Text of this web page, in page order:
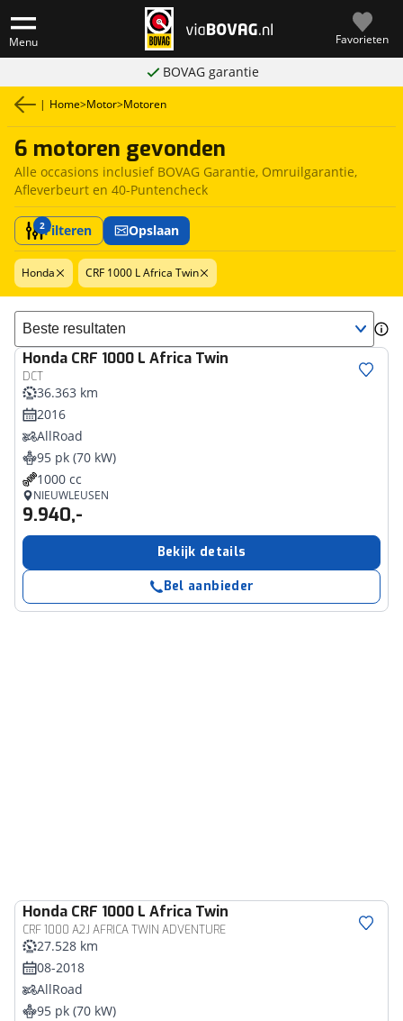
Menu Favorieten
BOVAG garantie
| Home>Motor>Motoren
6 motoren gevonden
Alle occasions inclusief BOVAG Garantie, Omruilgarantie,
Afleverbeurt en 40-Puntencheck
2Filteren Opslaan
Honda CRF 1000 L Africa Twin
Sorteer resultaten
Honda CRF 1000 L Africa Twin
DCT
36.363 km
2016
AllRoad
95 pk (70 kW)
1000 cc
NIEUWLEUSEN
9.940,-
Bekijk details
Bel aanbieder
Honda CRF 1000 L Africa Twin
CRF 1000 A2J AFRICA TWIN ADVENTURE
27.528 km
08-2018
AllRoad
95 pk (70 kW)